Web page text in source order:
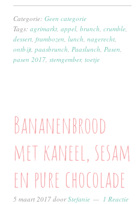
Categorie:Geen categorie
Tags:agrimarkt ,appel ,brunch ,crumble
dessert ,frambozen ,lunch ,nagerecht
ontbijt ,paasbrunch Paaslunch Pasen
pasen 2017 ,stemgember,toetje
Bananenbrood
met kaneel, sesam
en pure chocolade
5 maart 2017 doorStefanie 1 Reactie